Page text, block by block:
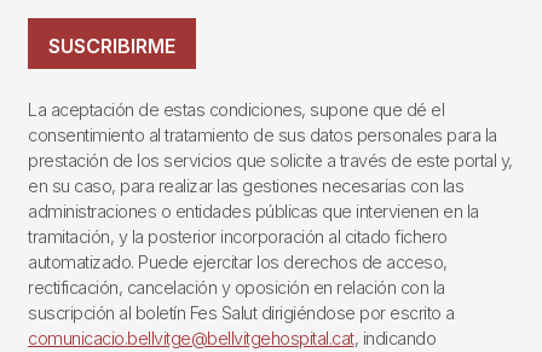
SUSCRIBIRME
La aceptación de estas condiciones, supone que dé el
consentimiento al tratamiento de sus datos personales para la
prestación de los servicios que solicite a través de este portal y,
en su caso, para realizar las gestiones necesarias con las
administraciones o entidades públicas que intervienen en la
tramitación, y la posterior incorporación al citado fichero
automatizado. Puede ejercitar los derechos de acceso,
rectificación, cancelación y oposición en relación con la
suscripción al boletín Fes Salut dirigiéndose por escrito a
comunicacio.bellvitge@bellvitgehospital.cat, indicando